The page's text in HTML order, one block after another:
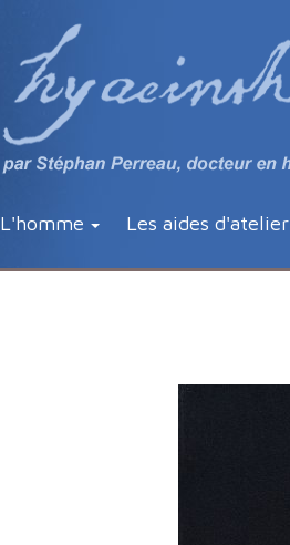
L'homme Les aides d'atelier